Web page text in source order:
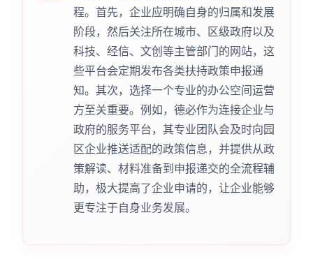
程。首先，企业应明确自身的归属和发展
阶段，然后关注所在城市、区级政府以及
科技、经信、文创等主管部门的网站，这
些平台会定期发布各类扶持政策申报通
知。其次，选择一个专业的办公空间运营
方至关重要。例如，德必作为连接企业与
政府的服务平台，其专业团队会及时向园
区企业推送适配的政策信息，并提供从政
策解读、材料准备到申报递交的全流程辅
助，极大提高了企业申请的，让企业能够
更专注于自身业务发展。